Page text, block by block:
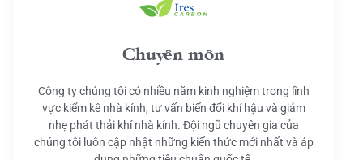
Chuyên môn
Công ty chúng tôi có nhiều năm kinh nghiệm trong lĩnh
vực kiểm kê nhà kính, tư vấn biến đổi khí hậu và giảm
nhẹ phát thải khí nhà kính. Đội ngũ chuyên gia của
chúng tôi luôn cập nhật những kiến thức mới nhất và áp